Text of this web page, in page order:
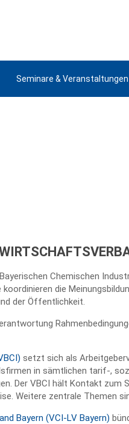
Seminare & Veranstaltungen
Bayerischen Chemischen
koordinieren die
der Öffentlichkeit.
setzt sich als
in sämtlichen tarif-,
Der VBCI hält Kontakt
Weitere zentrale Themen
Bayern (VCI-LV Bayern)